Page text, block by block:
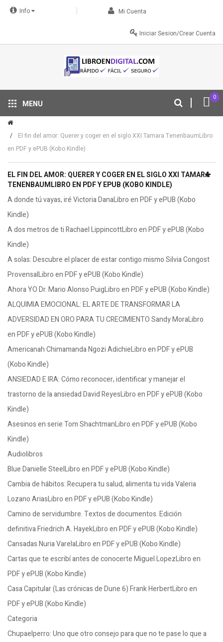
Info Mi Cuenta
Iniciar Sesion/Crear Cuenta
0
MENU
El fin del amor: Querer y coger en el siglo XXI Tamara TenenbaumLibro
en PDF y ePUB (Kobo Kindle)
EL FIN DEL AMOR: QUERER Y COGER EN EL SIGLO XXI TAMARA
TENENBAUMLIBRO EN PDF Y EPUB (KOBO KINDLE)
A donde tú vayas, iré Victoria DanaLibro en PDF y ePUB (Kobo
Kindle)
A dos metros de ti Rachael LippincottLibro en PDF y ePUB (Kobo
Kindle)
A solas: Descubre el placer de estar contigo mismo Silvia Congost
ProvensalLibro en PDF y ePUB (Kobo Kindle)
Ahora YO Dr. Mario Alonso PuigLibro en PDF y ePUB (Kobo Kindle)
ALQUIMIA EMOCIONAL: EL ARTE DE TRANSFORMAR LA
ADVERSIDAD EN ORO PARA TU CRECIMIENTO Sandy MoraLibro
en PDF y ePUB (Kobo Kindle)
Americanah Chimamanda Ngozi AdichieLibro en PDF y ePUB
(Kobo Kindle)
ANSIEDAD E IRA: Cómo reconocer, identificar y manejar el
trastorno de la ansiedad David ReyesLibro en PDF y ePUB (Kobo
Kindle)
Asesinos en serie Tom ShachtmanLibro en PDF y ePUB (Kobo
Kindle)
Audiolibros
Blue Danielle SteelLibro en PDF y ePUB (Kobo Kindle)
Cambia de hábitos: Recupera tu salud, alimenta tu vida Valeria
Lozano AriasLibro en PDF y ePUB (Kobo Kindle)
Camino de servidumbre. Textos de documentos. Edición
definitiva Friedrich A. HayekLibro en PDF y ePUB (Kobo Kindle)
Cansadas Nuria VarelaLibro en PDF y ePUB (Kobo Kindle)
Cartas que te escribí antes de conocerte Miguel LopezLibro en
PDF y ePUB (Kobo Kindle)
Casa Capitular (Las crónicas de Dune 6) Frank HerbertLibro en
PDF y ePUB (Kobo Kindle)
Categoria
Chupaelperro: Uno que otro consejo para que no te pase lo que a